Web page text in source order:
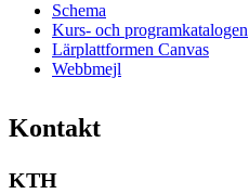
Schema
Kurs- och programkatalogen
Lärplattformen Canvas
Webbmejl
Kontakt
KTH